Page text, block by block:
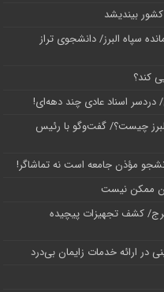
بیندیشد
سپاه البرز/ دانشجوی تراز
کند؟
دردسر اسناد عادی چند‌ دهه‌ای!
چیست؟/ گفت‌وگو با رئیس
مؤذن جامعه است نه تماشاگر!
ممکن نیست
کشف تجهیزات پیچیده